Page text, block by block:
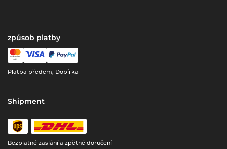
způsob platby
Platba předem, Dobírka
Shipment
Bezplatné zaslání a zpětné doručení